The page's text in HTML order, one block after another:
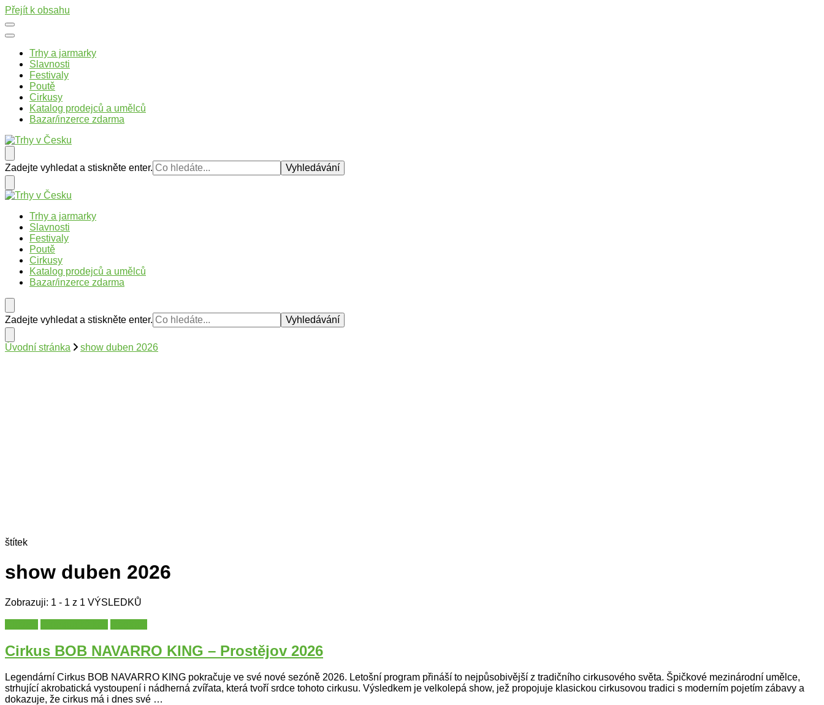
Přejít k obsahu
Trhy a jarmarky
Slavnosti
Festivaly
Poutě
Cirkusy
Katalog prodejců a umělců
Bazar/inzerce zdarma
Trhy v Česku
Trhy, jarmarky, slavnosti a poutě v České republice
Hledáte
něco
?
Zadejte vyhledat a stiskněte enter.
Trhy v Česku
Trhy, jarmarky, slavnosti a poutě v České republice
Trhy a jarmarky
Slavnosti
Festivaly
Poutě
Cirkusy
Katalog prodejců a umělců
Bazar/inzerce zdarma
Hledáte
něco
?
Zadejte vyhledat a stiskněte enter.
Úvodní stránka show duben 2026
štítek
show duben 2026
Zobrazuji: 1 - 1 z 1 VÝSLEDKŮ
Cirkus BOB NAVARRO KING – Prostějov 2026
Legendární Cirkus BOB NAVARRO KING pokračuje ve své nové sezóně 2026. Letošní program přináší to nejpůsobivější z tradičního cirkusového světa. Špičkové mezinárodní umělce,
strhující akrobatická vystoupení i nádherná zvířata, která tvoří srdce tohoto cirkusu. Výsledkem je velkolepá show, jež propojuje klasickou cirkusovou tradici s moderním pojetím zábavy a
dokazuje, že cirkus má i dnes své …